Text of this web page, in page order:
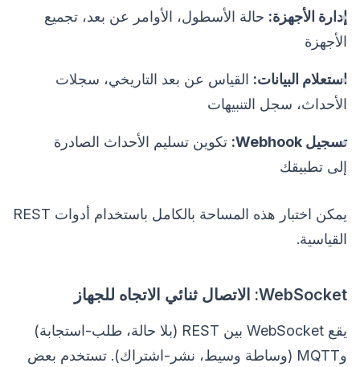
إدارة الأجهزة: حالة الأسطول، الأوامر عن بعد، تجميع
الأجهزة
استعلام البيانات: القياس عن بعد التاريخي، سجلات
الأحداث، سجل التنبيهات
تسجيل Webhook:
تكوين تسليم الأحداث الصادرة
إلى تطبيقك
يمكن اختبار هذه المساحة بالكامل باستخدام أدوات REST
القياسية.
WebSocket: الاتصال ثنائي الاتجاه للجهاز
يقع WebSocket بين REST (بلا حالة، طلب-استجابة)
وMQTT (وساطة وسيط، نشر-اشتراك). تستخدم بعض